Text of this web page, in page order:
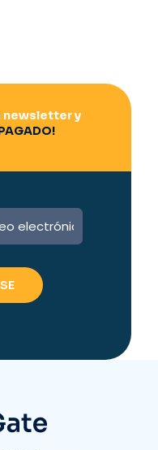
newsletter y